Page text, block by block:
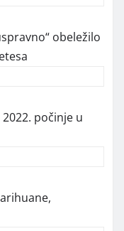
obeležilo
počinje u